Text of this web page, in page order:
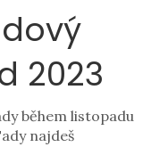
2023
během listopadu
najdeš